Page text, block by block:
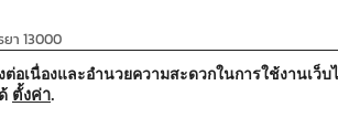
า 13000
อเนื่องและอำนวยความสะดวกในการใช้งานเว็
ตั้งค่า.